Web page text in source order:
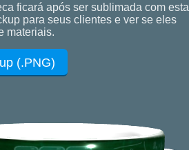
ficará após ser sublimada com esta
para seus clientes e ver se eles
materiais.
(.PNG)